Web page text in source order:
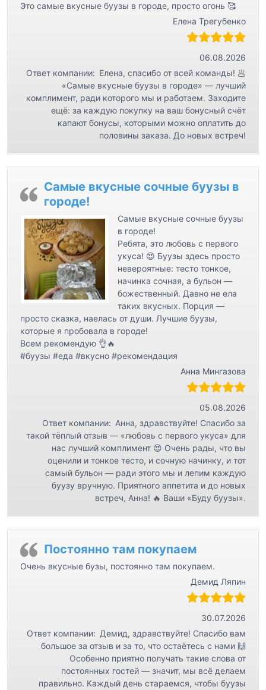
Это самые вкусные буузы в городе, просто огонь 🥰
Елена Трегубенко
06.08.2026
Ответ компании: Елена, спасибо от всей команды! 🥟
«Самые вкусные буузы в городе» — лучший
комплимент, ради которого мы и работаем. Заходите
ещё: за каждую покупку на ваш бонусный счёт
капают бонусы, которыми можно оплатить до
половины заказа. До новых встреч!
Самые вкусные сочные буузы в
городе!
Самые вкусные сочные буузы
в городе!
Ребята, это любовь с первого
укуса! 😍 Буузы здесь просто
невероятные: тесто тонкое,
начинка сочная, а бульон —
божественный. Давно не ела
таких вкусных. Порция —
просто сказка, наелась от души. Лучшие буузы,
которые я пробовала в городе!
Всем рекомендую 👌🔥
#буузы #еда #вкусно #рекомендация
Анна Мингазова
05.08.2026
Ответ компании: Анна, здравствуйте! Спасибо за
такой тёплый отзыв — «любовь с первого укуса» для
нас лучший комплимент 😍 Очень рады, что вы
оценили и тонкое тесто, и сочную начинку, и тот
самый бульон — ради этого мы и лепим каждую
буузу вручную. Приятного аппетита и до новых
встреч, Анна! 🔥 Ваши «Буду буузы».
Постоянно там покупаем
Очень вкусные бузы, постоянно там покупаем.
Демид Ляпин
30.07.2026
Ответ компании: Демид, здравствуйте! Спасибо вам
большое за отзыв и за то, что остаётесь с нами 🙌
Особенно приятно получать такие слова от
постоянных гостей — значит, мы всё делаем
правильно. Каждый день стараемся, чтобы буузы